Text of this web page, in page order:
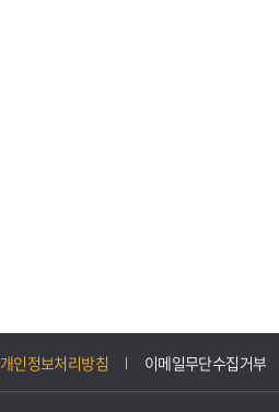
개인정보처리방침 이메일무단수집거부